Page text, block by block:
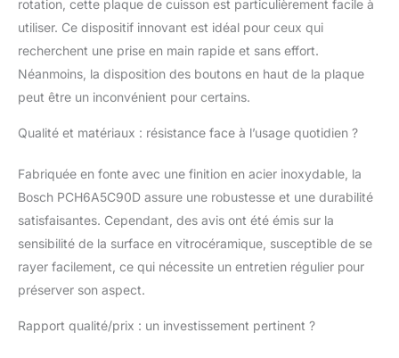
rotation, cette plaque de cuisson est particulièrement facile à
utiliser. Ce dispositif innovant est idéal pour ceux qui
recherchent une prise en main rapide et sans effort.
Néanmoins, la disposition des boutons en haut de la plaque
peut être un inconvénient pour certains.
Qualité et matériaux : résistance face à l’usage quotidien ?
Fabriquée en fonte avec une finition en acier inoxydable, la
Bosch PCH6A5C90D assure une robustesse et une durabilité
satisfaisantes. Cependant, des avis ont été émis sur la
sensibilité de la surface en vitrocéramique, susceptible de se
rayer facilement, ce qui nécessite un entretien régulier pour
préserver son aspect.
Rapport qualité/prix : un investissement pertinent ?